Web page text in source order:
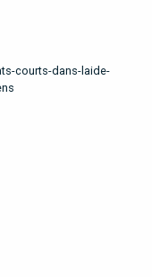
courts-dans-laide-